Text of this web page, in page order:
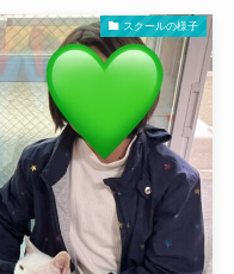
スクールの様子